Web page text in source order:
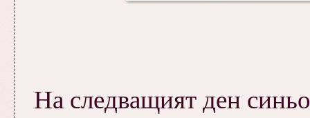
На следващият ден